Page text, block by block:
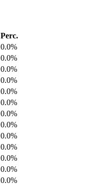
Perc.
0.0%
0.0%
0.0%
0.0%
0.0%
0.0%
0.0%
0.0%
0.0%
0.0%
0.0%
0.0%
0.0%